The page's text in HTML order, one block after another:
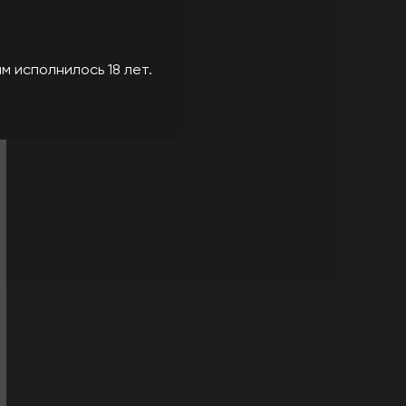
исполнилось 18 лет.